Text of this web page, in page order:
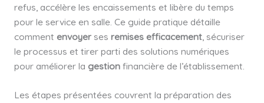
refus, accélère les encaissements et libère du temps
pour le service en salle. Ce guide pratique détaille
comment envoyerses remises efficacement, sécuriser
le processus et tirer parti des solutions numériques
pour améliorer la gestionfinancière de l’établissement.
Les étapes présentées couvrent la préparation des